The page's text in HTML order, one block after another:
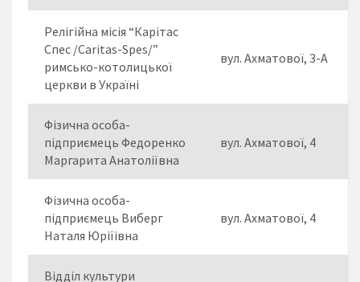
Релігійна місія “Карітас
Спес /Caritas-Spes/”
римсько-котолицької
церкви в Україні
вул. Ахматової, 3-А
Фізична особа-
підприємець Федоренко
Маргарита Анатоліївна
вул. Ахматової, 4
Фізична особа-
підприємець Виберг
Наталя Юріїівна
вул. Ахматової, 4
Відділ культури